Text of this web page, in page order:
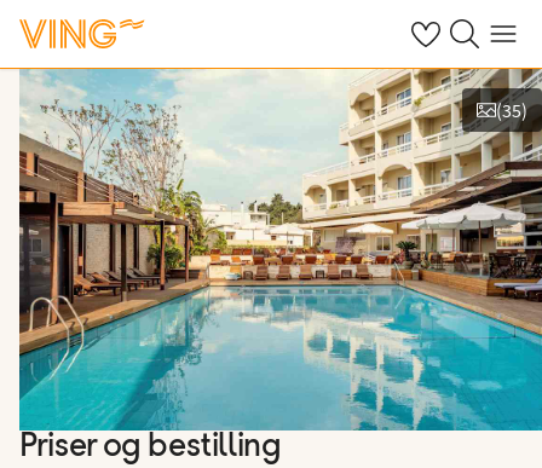
Se dine sparte
Søk påMeny
Vis bilder
(35)
Priser og bestilling